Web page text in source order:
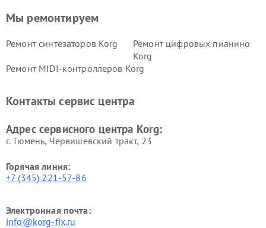
Мы ремонтируем
Ремонт синтезаторов Korg
Ремонт цифровых пианино
Korg
Ремонт MIDI-контроллеров Korg
Контакты сервис центра
Адрес сервисного центра Korg:
г. Тюмень, ​Червишевский тракт, 23
Горячая линия:
+7 (345) 221-57-86
Электронная почта:
info@korg-fix.ru